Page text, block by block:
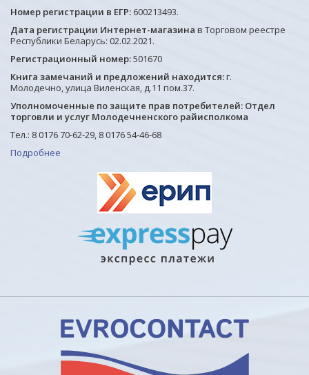
Номер регистрации в ЕГР: 600213493.
Дата регистрации Интернет-магазина в Торговом реестре
Республики Беларусь: 02.02.2021.
Регистрационный номер:501670
Книга замечаний и предложений находится:г.
Молодечно, улица Виленская, д.11 пом.37.
Уполномоченные по защите прав потребителей: Отдел
торговли и услуг Молодечненского райисполкома
Тел.: 8 0176 70-62-29, 8 0176 54-46-68
Подробнее